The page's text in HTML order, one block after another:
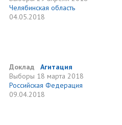
Челябинская область
04.05.2018
Доклад
Агитация
Выборы 18 марта 2018
Российская Федерация
09.04.2018